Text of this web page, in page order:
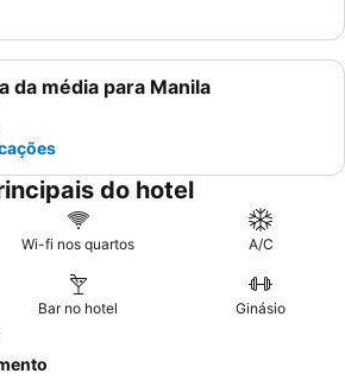
da média para Manila
do hotel
Wi-fi nos quartos A/C
Bar no hotel Ginásio